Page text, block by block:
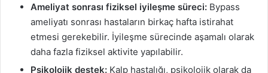
Ameliyat sonrası fiziksel iyileşme süreci: Bypass
ameliyatı sonrası hastaların birkaç hafta istirahat
etmesi gerekebilir. İyileşme sürecinde aşamalı olarak
daha fazla fiziksel aktivite yapılabilir.
Psikolojik destek: Kalp hastalığı, psikolojik olarak da